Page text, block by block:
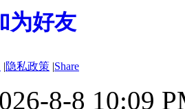
为好友
|隐私政策 |Share
8-8 10:09